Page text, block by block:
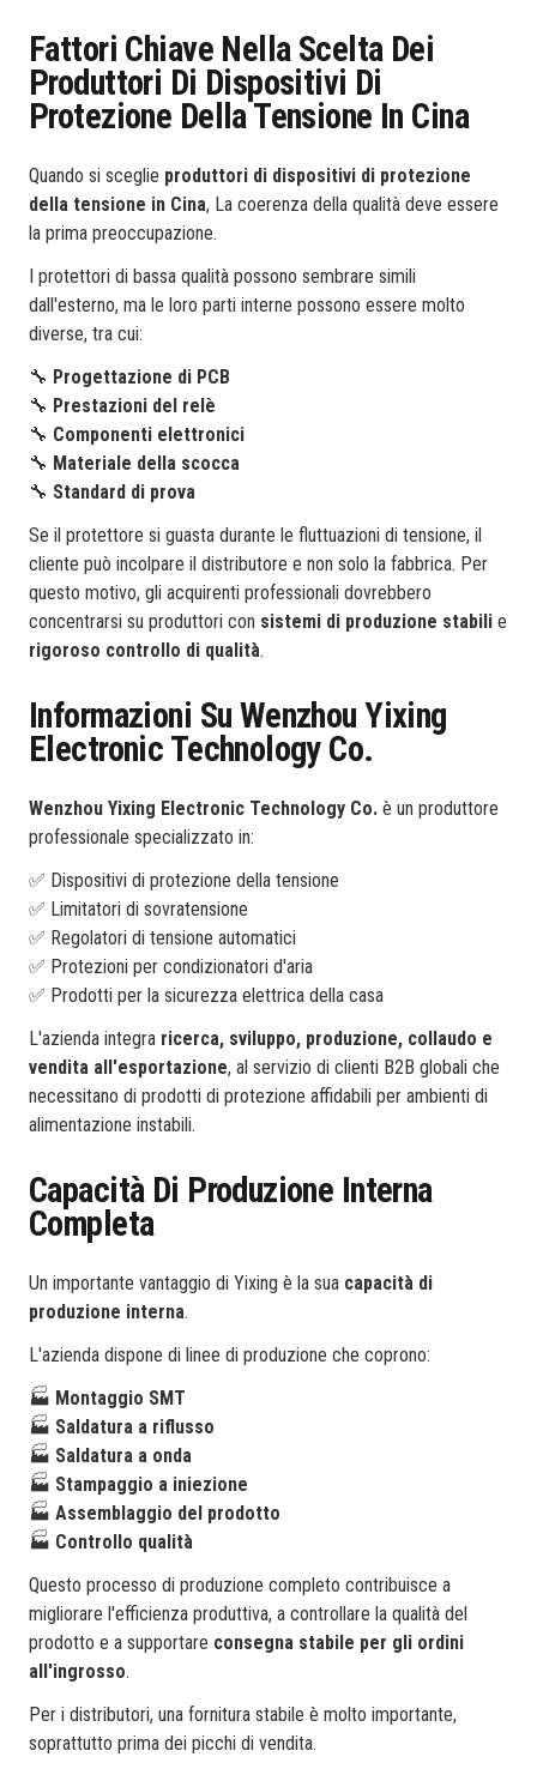
Fattori Chiave Nella Scelta Dei
Produttori Di Dispositivi Di
Protezione Della Tensione In Cina
Quando si sceglie produttori di dispositivi di protezione
della tensione in Cina, La coerenza della qualità deve essere
la prima preoccupazione.
I protettori di bassa qualità possono sembrare simili
dall'esterno, ma le loro parti interne possono essere molto
diverse, tra cui:
🔧 Progettazione di PCB
🔧 Prestazioni del relè
🔧 Componenti elettronici
🔧 Materiale della scocca
🔧 Standard di prova
Se il protettore si guasta durante le fluttuazioni di tensione, il
cliente può incolpare il distributore e non solo la fabbrica. Per
questo motivo, gli acquirenti professionali dovrebbero
concentrarsi su produttori con sistemi di produzione stabili e
rigoroso controllo di qualità.
Informazioni Su Wenzhou Yixing
Electronic Technology Co.
Wenzhou Yixing Electronic Technology Co. è un produttore
professionale specializzato in:
✅ Dispositivi di protezione della tensione
✅ Limitatori di sovratensione
✅ Regolatori di tensione automatici
✅ Protezioni per condizionatori d'aria
✅ Prodotti per la sicurezza elettrica della casa
L'azienda integra ricerca, sviluppo, produzione, collaudo e
vendita all'esportazione, al servizio di clienti B2B globali che
necessitano di prodotti di protezione affidabili per ambienti di
alimentazione instabili.
Capacità Di Produzione Interna
Completa
Un importante vantaggio di Yixing è la sua capacità di
produzione interna.
L'azienda dispone di linee di produzione che coprono:
🏭 Montaggio SMT
🏭 Saldatura a riflusso
🏭 Saldatura a onda
🏭 Stampaggio a iniezione
🏭 Assemblaggio del prodotto
🏭 Controllo qualità
Questo processo di produzione completo contribuisce a
migliorare l'efficienza produttiva, a controllare la qualità del
prodotto e a supportare consegna stabile per gli ordini
all'ingrosso.
Per i distributori, una fornitura stabile è molto importante,
soprattutto prima dei picchi di vendita.